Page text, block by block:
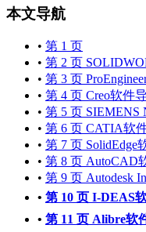
本文导航
• 第 1 页
• 第 2 页
• 第 3 页
• 第 4 页 Creo软件
• 第 5 页 SIEMENS
• 第 6 页 CATIA软
• 第 7 页 SolidEdge
• 第 8 页 AutoCAD
• 第 9 页 Autodesk
• 第 10 页 I-DEAS
• 第 11 页 Alibre软